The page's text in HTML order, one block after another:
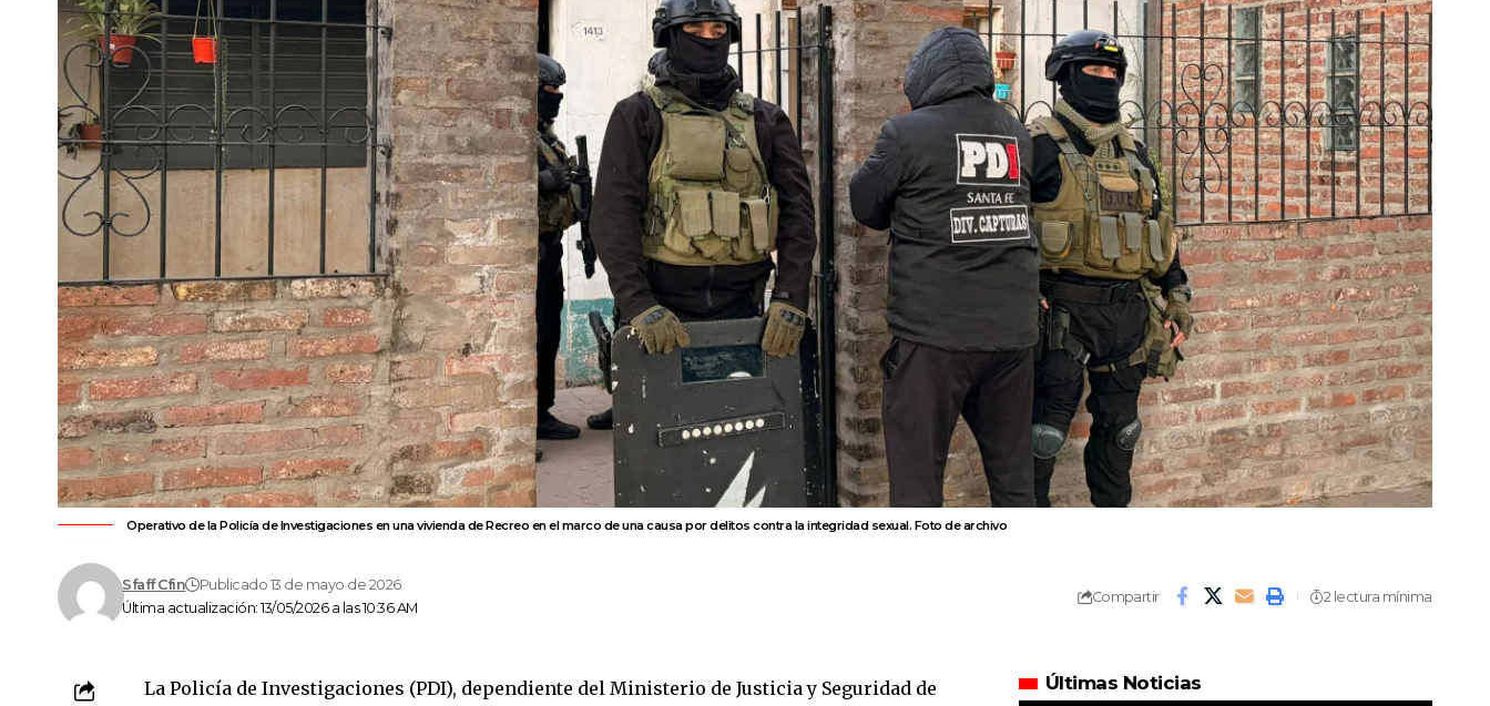
Operativo de la Policía de Investigaciones en una vivienda de Recreo en el marco de una causa por delitos contra la integridad sexual. Foto de archivo
Última actualización: 13/05/2026 a las 10:36 AM
Sfaff Cfin Publicado 13 de mayo de 2026
Compartir 2 lectura mínima
La Policía de Investigaciones (PDI), dependiente del Ministerio de Justicia y Seguridad de
Últimas Noticias